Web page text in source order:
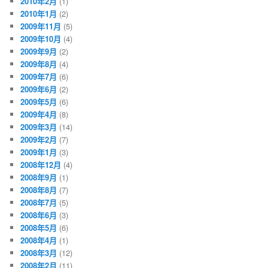
2010年1月 (2)
2009年11月 (5)
2009年10月 (4)
2009年9月 (2)
2009年8月 (4)
2009年7月 (6)
2009年6月 (2)
2009年5月 (6)
2009年4月 (8)
2009年3月 (14)
2009年2月 (7)
2009年1月 (3)
2008年12月 (4)
2008年9月 (1)
2008年8月 (7)
2008年7月 (5)
2008年6月 (3)
2008年5月 (6)
2008年4月 (1)
2008年3月 (12)
2008年2月 (11)